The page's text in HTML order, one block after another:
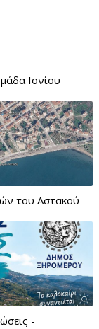
Ιονίου
του Αστακού
-